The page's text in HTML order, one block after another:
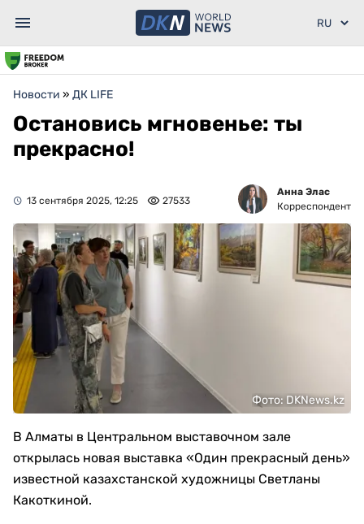
Новости » ДК LIFE
Остановись мгновенье: ты
прекрасно!
13 сентября 2025, 12:25 27533
Анна Элас
Корреспондент
Фото: DKNews.kz
В Алматы в Центральном выставочном зале
открылась новая выставка «Один прекрасный день»
известной казахстанской художницы Светланы
Какоткиной.